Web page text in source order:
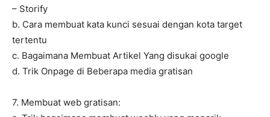
– Storify
b. Cara membuat kata kunci sesuai dengan kota target
tertentu
c. Bagaimana Membuat Artikel Yang disukai google
d. Trik Onpage di Beberapa media gratisan
7. Membuat web gratisan: